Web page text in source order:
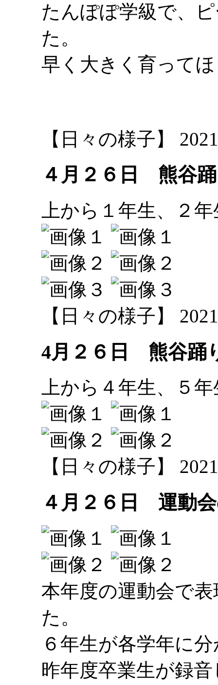
たんぽぽ学級で、
た。
早く大きく育って
【日々の様子】
４月２６日 熊谷
上から１年生、２
【日々の様子】
4月２６日 熊谷踊
上から４年生、５
【日々の様子】
４月２６日 運動
本年度の運動会で
た。
６年生が各学年に
昨年度卒業生が録